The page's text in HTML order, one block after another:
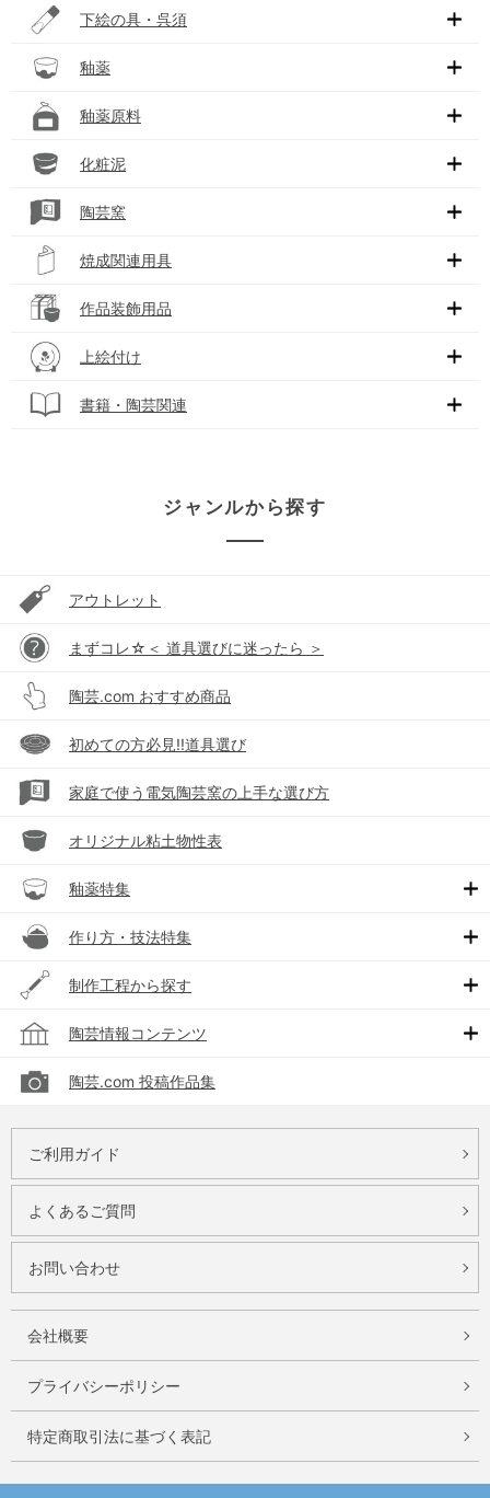
下絵の具・呉須
釉薬
釉薬原料
化粧泥
陶芸窯
焼成関連用具
作品装飾用品
上絵付け
書籍・陶芸関連
ジャンルから探す
アウトレット
まずコレ☆＜ 道具選びに迷ったら ＞
陶芸.com おすすめ商品
初めての方必見!!道具選び
家庭で使う電気陶芸窯の上手な選び方
オリジナル粘土物性表
釉薬特集
作り方・技法特集
制作工程から探す
陶芸情報コンテンツ
陶芸.com 投稿作品集
ご利用ガイド
よくあるご質問
お問い合わせ
会社概要
プライバシーポリシー
特定商取引法に基づく表記